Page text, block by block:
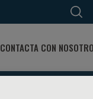
CONTACTA CON